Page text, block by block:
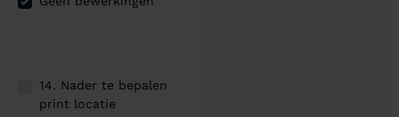
14. Nader te bepalen
print locatie